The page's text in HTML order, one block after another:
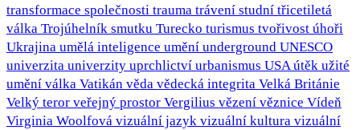
transformace společnosti trauma trávení studní třicetiletá
válka Trojúhelník smutku Turecko turismus tvořivost úhoři
Ukrajina umělá inteligence umění underground UNESCO
univerzita univerzity uprchlictví urbanismus USAútěk užité
umění válka Vatikán věda vědecká integrita Velká Británie
Velký teror veřejný prostor Vergilius vězení věznice Vídeň
Virginia Woolfová vizuální jazyk vizuální kultura vizuální